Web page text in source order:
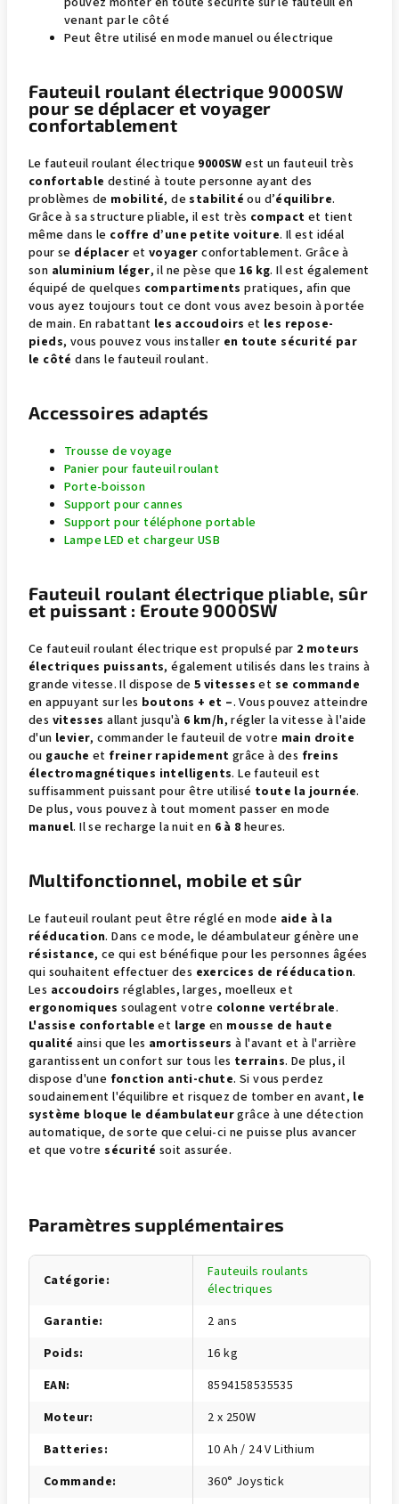
venant par le côté
Peut être utilisé en mode manuel ou électrique
Fauteuil roulant électrique 9000SW
pour se déplacer et voyager
confortablement
Le fauteuil roulant électrique 9000SWest un fauteuil très
confortable destiné à toute personne ayant des
problèmes de mobilité, destabilité ou d’équilibre.
Grâce à sa structure pliable, il est très compact et tient
même dans le coffre d’une petite voiture. Il est idéal
pour se déplacer etvoyager confortablement. Grâce à
son aluminium léger, il ne pèse que 16 kg. Il est également
équipé de quelques compartiments pratiques, afin que
vous ayez toujours tout ce dont vous avez besoin à portée
de main. En rabattant les accoudoirs et les repose-
pieds, vous pouvez vous installer en toute sécurité par
le côté dans le fauteuil roulant.
Accessoires adaptés
Trousse de voyage
Panier pour fauteuil roulant
Porte-boisson
Support pour cannes
Support pour téléphone portable
Lampe LED et chargeur USB
Fauteuil roulant électrique pliable, sûr
et puissant : Eroute 9000SW
Ce fauteuil roulant électrique est propulsé par 2 moteurs
électriques puissants, également utilisés dans les trains à
grande vitesse. Il dispose de 5 vitesses et se commande
en appuyant sur les boutons + et –. Vous pouvez atteindre
des vitesses allant jusqu'à 6 km/h, régler la vitesse à l'aide
d'un levier, commander le fauteuil de votre main droite
ou gauche et freiner rapidement grâce à des freins
électromagnétiques intelligents. Le fauteuil est
suffisamment puissant pour être utilisé toute la journée.
De plus, vous pouvez à tout moment passer en mode
manuel. Il se recharge la nuit en 6 à 8heures.
Multifonctionnel, mobile et sûr
Le fauteuil roulant peut être réglé en mode aide à la
rééducation. Dans ce mode, le déambulateur génère une
résistance, ce qui est bénéfique pour les personnes âgées
qui souhaitent effectuer des exercices de rééducation.
Les accoudoirs réglables, larges, moelleux et
ergonomiques soulagent votre colonne vertébrale.
L'assise confortable et large en mousse de haute
qualité ainsi que les amortisseurs à l'avant et à l'arrière
garantissent un confort sur tous les terrains. De plus, il
dispose d'une fonction anti-chute. Si vous perdez
soudainement l'équilibre et risquez de tomber en avant, le
système bloque le déambulateurgrâce à une détection
automatique, de sorte que celui-ci ne puisse plus avancer
et que votresécurité soit assurée.
Paramètres supplémentaires
Catégorie:
Fauteuils roulants
électriques
Garantie:
2 ans
Poids:
16 kg
EAN:
8594158535535
Moteur:
2 x 250W
Batteries:
10 Ah / 24 V Lithium
Commande:
360° Joystick